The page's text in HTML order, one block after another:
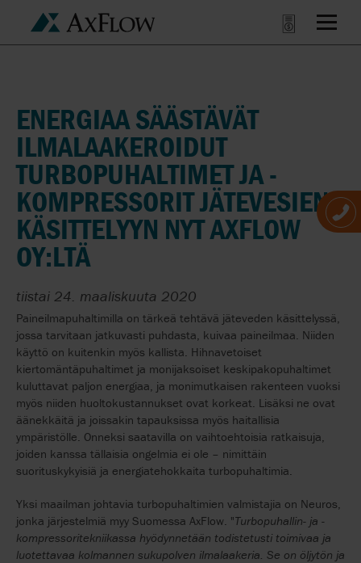
ENERGIAA SÄÄSTÄVÄT
ILMALAAKEROIDUT
TURBOPUHALTIMET JA -
KOMPRESSORIT JÄTEVESIEN
KÄSITTELYYN NYT AXFLOW
OY:LTÄ
tiistai 24. maaliskuuta 2020
Paineilmapuhaltimilla on tärkeä tehtävä jäteveden käsittelyssä,
jossa tarvitaan jatkuvasti puhdasta, kuivaa paineilmaa. Niiden
käyttö on kuitenkin myös kallista. Hihnavetoiset
kiertomäntäpuhaltimet ja monijaksoiset keskipakopuhaltimet
kuluttavat paljon energiaa, ja monimutkaisen rakenteen vuoksi
myös niiden huoltokustannukset ovat korkeat. Lisäksi ne ovat
äänekkäitä ja joissakin tapauksissa myös haitallisia
ympäristölle. Onneksi saatavilla on vaihtoehtoisia ratkaisuja,
joiden kanssa tällaisia ongelmia ei ole – nimittäin
suorituskykyisiä ja energiatehokkaita turbopuhaltimia.
Yksi maailman johtavia turbopuhaltimien valmistajia on Neuros,
jonka järjestelmiä myy Suomessa AxFlow. "Turbopuhallin- ja -
kompressoritekniikassa hyödynnetään todistetusti toimivaa ja
luotettavaa kolmannen sukupolven ilmalaakeria. Se on öljytön ja